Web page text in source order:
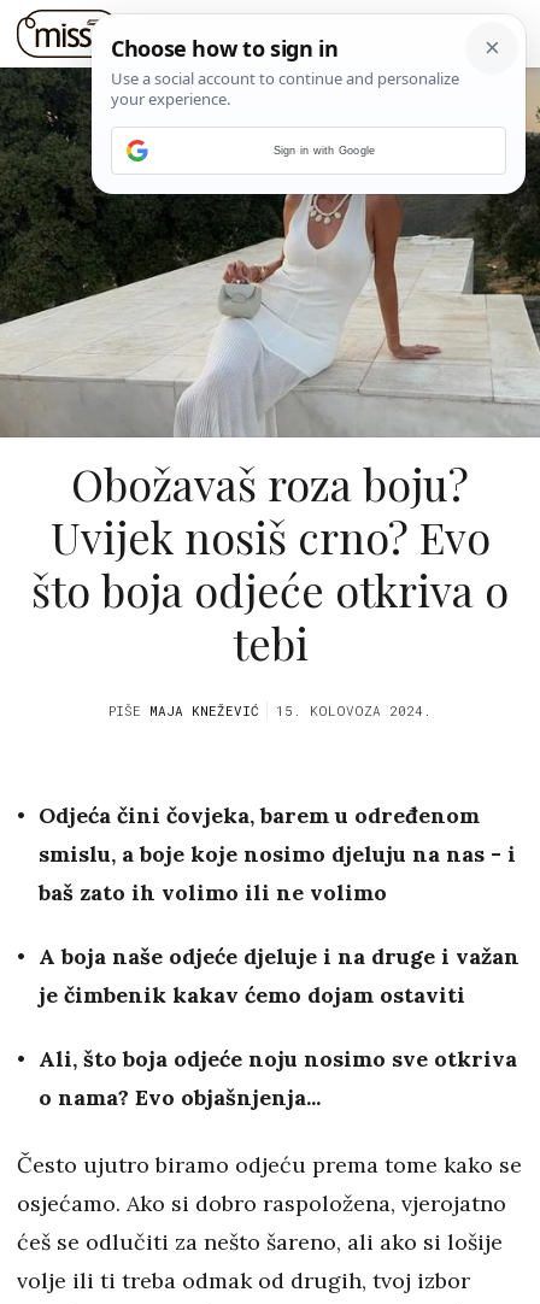
Obožavaš roza boju?
Uvijek nosiš crno? Evo
što boja odjeće otkriva o
tebi
PIŠE MAJA KNEŽEVIĆ 15. KOLOVOZA 2024.
Odjeća čini čovjeka, barem u određenom
smislu, a boje koje nosimo djeluju na nas - i
baš zato ih volimo ili ne volimo
A boja naše odjeće djeluje i na druge i važan
je čimbenik kakav ćemo dojam ostaviti
Ali, što boja odjeće noju nosimo sve otkriva
o nama? Evo objašnjenja...
Često ujutro biramo odjeću prema tome kako se
osjećamo. Ako si dobro raspoložena, vjerojatno
ćeš se odlučiti za nešto šareno, ali ako si lošije
volje ili ti treba odmak od drugih, tvoj izbor
Sign in with Google